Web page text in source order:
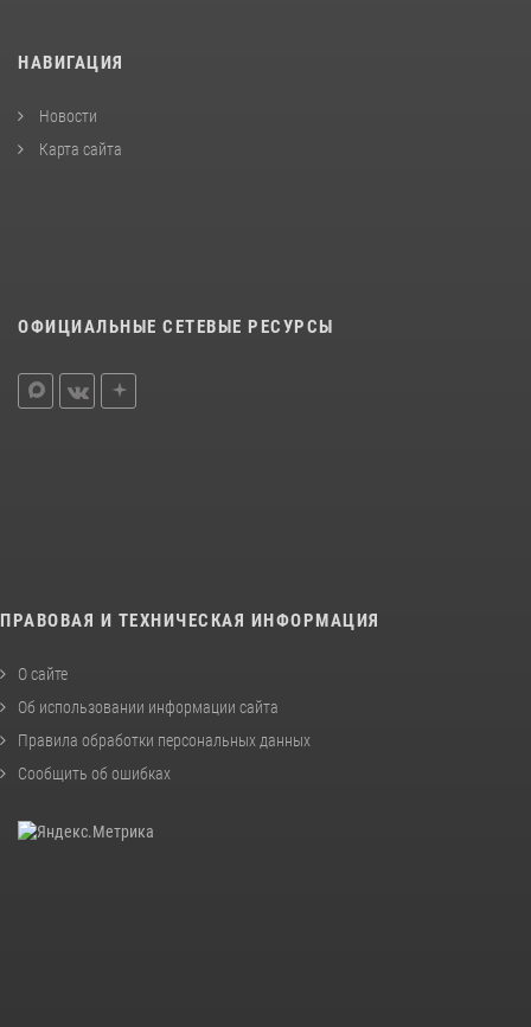
НАВИГАЦИЯ
Новости
Карта сайта
ОФИЦИАЛЬНЫЕ СЕТЕВЫЕ РЕСУРСЫ
ПРАВОВАЯ И ТЕХНИЧЕСКАЯ ИНФОРМАЦИЯ
О сайте
Об использовании информации сайта
Правила обработки персональных данных
Сообщить об ошибках